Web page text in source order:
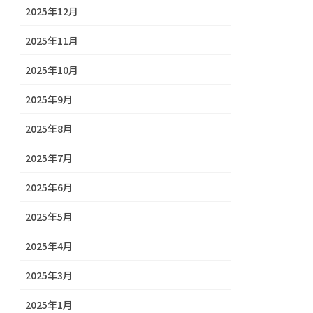
2025年12月
2025年11月
2025年10月
2025年9月
2025年8月
2025年7月
2025年6月
2025年5月
2025年4月
2025年3月
2025年1月